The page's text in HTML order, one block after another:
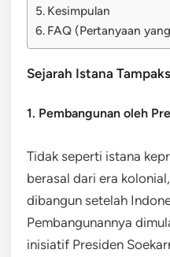
Kesimpulan
FAQ (Pertanyaan
Sejarah Istana
1. Pembangunan oleh
Tidak seperti istana
berasal dari era
dibangun setelah
Pembangunannya
inisiatif Presiden